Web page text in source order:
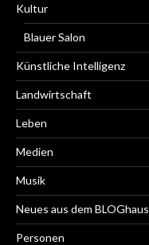
Kultur
Blauer Salon
Künstliche Intelligenz
Landwirtschaft
Leben
Medien
Musik
Neues aus dem BLOGhaus
Personen